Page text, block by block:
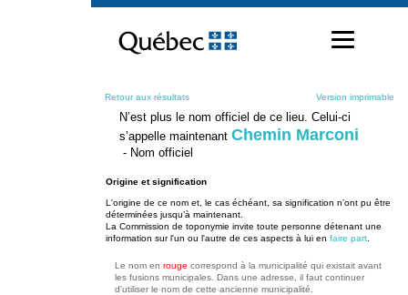
contenu
Retour aux résultats Version imprimable
N’est plus le nom officiel de ce lieu. Celui-ci
s’appelle maintenant Chemin Marconi
- Nom officiel
Origine et signification
L'origine de ce nom et, le cas échéant, sa signification n’ont pu être
déterminées jusqu’à maintenant.
La Commission de toponymie invite toute personne détenant une
information sur l'un ou l'autre de ces aspects à lui en faire part
Le nom en rouge correspond à la municipalité qui existait avant
les fusions municipales. Dans une adresse, il faut continuer
d'utiliser le nom de cette ancienne municipalité.